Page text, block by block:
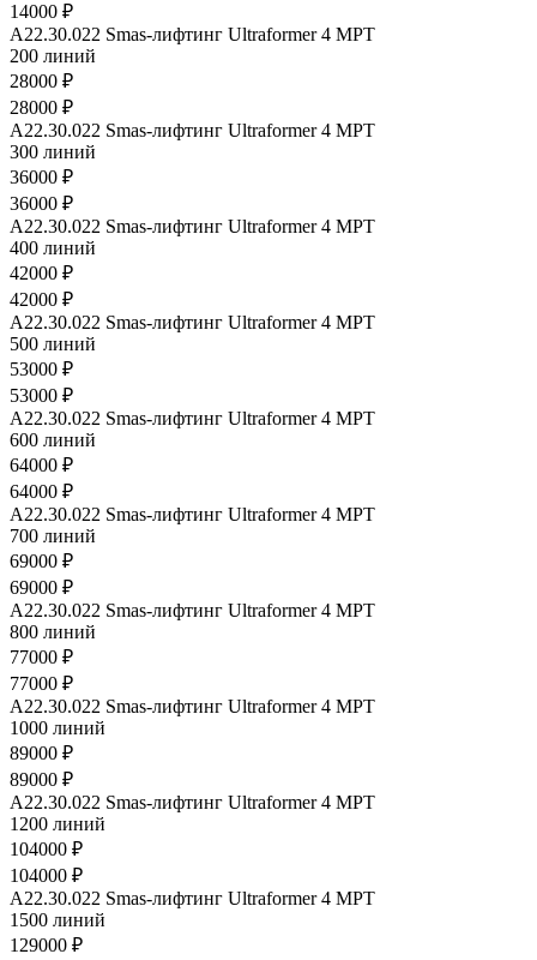
14000 ₽
A22.30.022 Smas-лифтинг Ultraformer 4 MРТ
200 линий
28000 ₽
28000 ₽
A22.30.022 Smas-лифтинг Ultraformer 4 MРТ
300 линий
36000 ₽
36000 ₽
A22.30.022 Smas-лифтинг Ultraformer 4 MРТ
400 линий
42000 ₽
42000 ₽
A22.30.022 Smas-лифтинг Ultraformer 4 MРТ
500 линий
53000 ₽
53000 ₽
A22.30.022 Smas-лифтинг Ultraformer 4 MРТ
600 линий
64000 ₽
64000 ₽
A22.30.022 Smas-лифтинг Ultraformer 4 MРТ
700 линий
69000 ₽
69000 ₽
A22.30.022 Smas-лифтинг Ultraformer 4 MРТ
800 линий
77000 ₽
77000 ₽
A22.30.022 Smas-лифтинг Ultraformer 4 MРТ
1000 линий
89000 ₽
89000 ₽
A22.30.022 Smas-лифтинг Ultraformer 4 MРТ
1200 линий
104000 ₽
104000 ₽
A22.30.022 Smas-лифтинг Ultraformer 4 MРТ
1500 линий
129000 ₽